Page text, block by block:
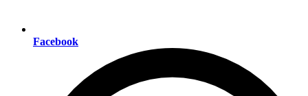
Facebook